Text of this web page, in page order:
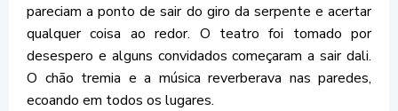
pareciam a ponto de sair do giro da serpente e acertar
qualquer coisa ao redor. O teatro foi tomado por
desespero e alguns convidados começaram a sair dali.
O chão tremia e a música reverberava nas paredes,
ecoando em todos os lugares.